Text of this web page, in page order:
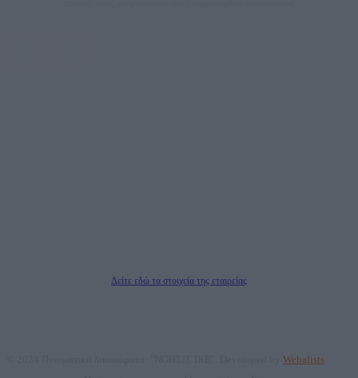
Δείτε εδώ τα στοιχεία της εταιρείας
Webalists